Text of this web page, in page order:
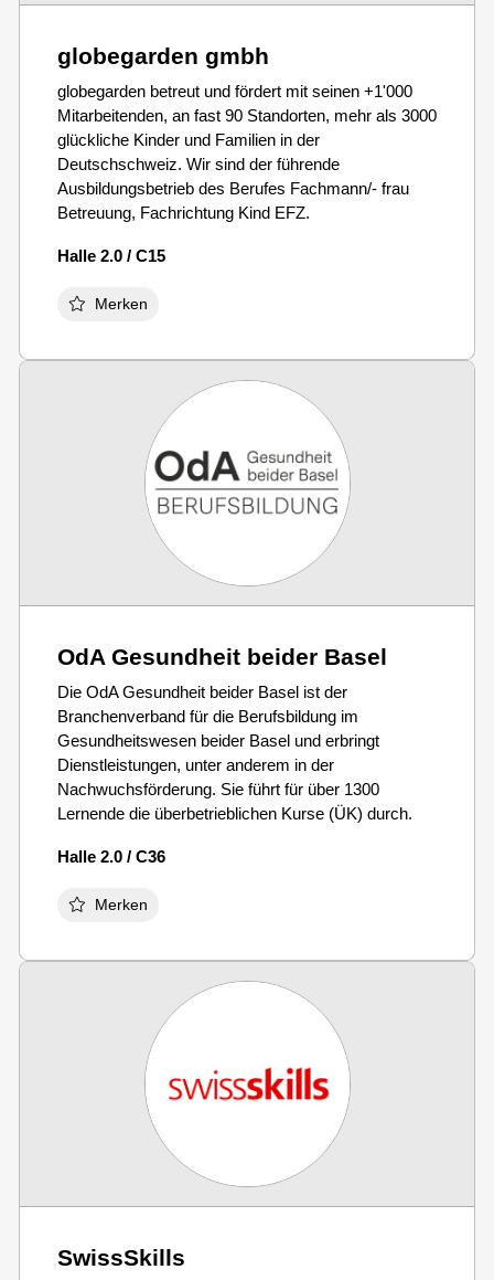
globegarden gmbh
globegarden betreut und fördert mit seinen +1'000
Mitarbeitenden, an fast 90 Standorten, mehr als 3000
glückliche Kinder und Familien in der
Deutschschweiz. Wir sind der führende
Ausbildungsbetrieb des Berufes Fachmann/- frau
Betreuung, Fachrichtung Kind EFZ.
Halle 2.0 / C15
Merken
OdA Gesundheit beider Basel
Die OdA Gesundheit beider Basel ist der
Branchenverband für die Berufsbildung im
Gesundheitswesen beider Basel und erbringt
Dienstleistungen, unter anderem in der
Nachwuchsförderung. Sie führt für über 1300
Lernende die überbetrieblichen Kurse (ÜK) durch.
Halle 2.0 / C36
Merken
SwissSkills